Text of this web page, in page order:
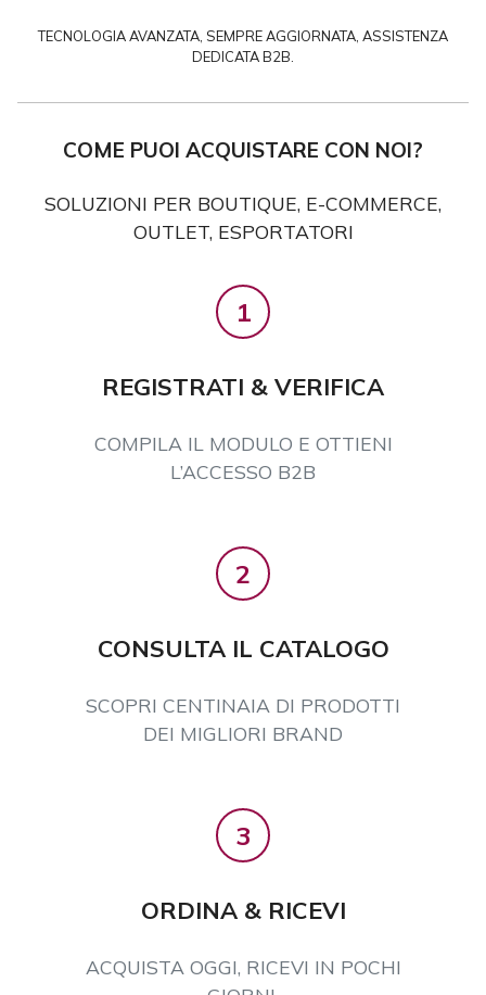
TECNOLOGIA AVANZATA, SEMPRE AGGIORNATA, ASSISTENZA
DEDICATA B2B.
COME PUOI ACQUISTARE CON NOI?
SOLUZIONI PER BOUTIQUE, E-COMMERCE,
OUTLET, ESPORTATORI
1
REGISTRATI & VERIFICA
COMPILA IL MODULO E OTTIENI
L’ACCESSO B2B
2
CONSULTA IL CATALOGO
SCOPRI CENTINAIA DI PRODOTTI
DEI MIGLIORI BRAND
3
ORDINA & RICEVI
ACQUISTA OGGI, RICEVI IN POCHI